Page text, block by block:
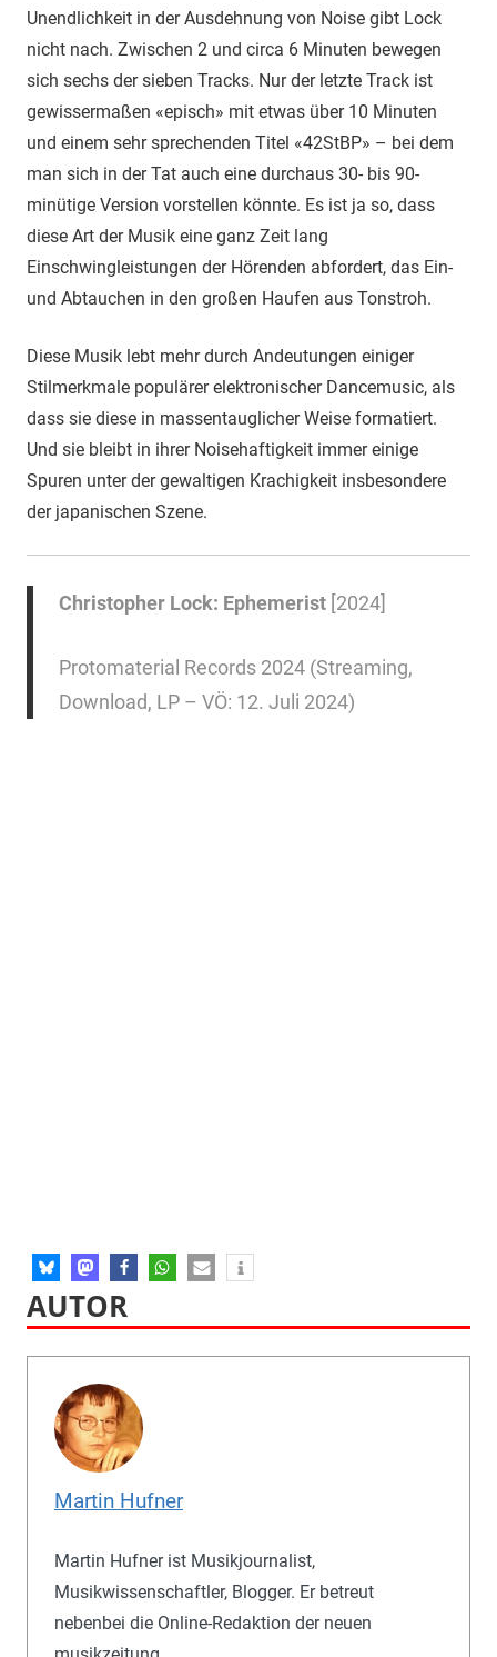
Unendlichkeit in der Ausdehnung von Noise gibt Lock
nicht nach. Zwischen 2 und circa 6 Minuten bewegen
sich sechs der sieben Tracks. Nur der letzte Track ist
gewissermaßen «episch» mit etwas über 10 Minuten
und einem sehr sprechenden Titel «42StBP» – bei dem
man sich in der Tat auch eine durchaus 30- bis 90-
minütige Version vorstellen könnte. Es ist ja so, dass
diese Art der Musik eine ganz Zeit lang
Einschwingleistungen der Hörenden abfordert, das Ein-
und Abtauchen in den großen Haufen aus Tonstroh.
Diese Musik lebt mehr durch Andeutungen einiger
Stilmerkmale populärer elektronischer Dancemusic, als
dass sie diese in massentauglicher Weise formatiert.
Und sie bleibt in ihrer Noisehaftigkeit immer einige
Spuren unter der gewaltigen Krachigkeit insbesondere
der japanischen Szene.
Christopher Lock: Ephemerist[2024]
Protomaterial Records 2024 (Streaming,
Download, LP – VÖ: 12. Juli 2024)
AUTOR
Martin Hufner
Martin Hufner ist Musikjournalist,
Musikwissenschaftler, Blogger. Er betreut
nebenbei die Online-Redaktion der neuen